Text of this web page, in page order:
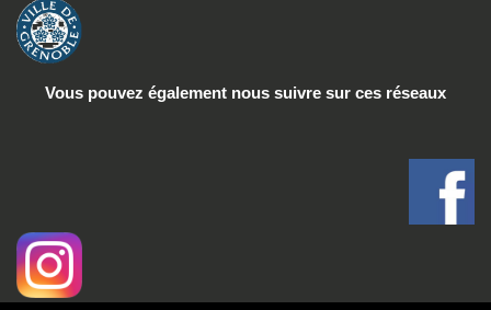
Vous pouvez également nous suivre sur ces réseaux